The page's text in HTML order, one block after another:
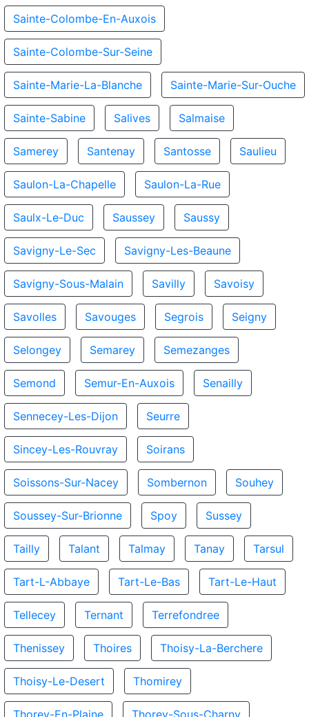
Sainte-Colombe-En-Auxois
Sainte-Colombe-Sur-Seine
Sainte-Marie-La-Blanche Sainte-Marie-Sur-Ouche
Sainte-Sabine Salives Salmaise
Samerey Santenay Santosse Saulieu
Saulon-La-Chapelle Saulon-La-Rue
Saulx-Le-Duc Saussey Saussy
Savigny-Le-Sec Savigny-Les-Beaune
Savigny-Sous-Malain Savilly Savoisy
Savolles Savouges Segrois Seigny
Selongey Semarey Semezanges
Semond Semur-En-Auxois Senailly
Sennecey-Les-Dijon Seurre
Sincey-Les-Rouvray Soirans
Soissons-Sur-Nacey Sombernon Souhey
Soussey-Sur-Brionne Spoy Sussey
Tailly Talant Talmay Tanay Tarsul
Tart-L-Abbaye Tart-Le-Bas Tart-Le-Haut
Tellecey Ternant Terrefondree
Thenissey Thoires Thoisy-La-Berchere
Thoisy-Le-Desert Thomirey
Thorey-En-Plaine Thorey-Sous-Charny